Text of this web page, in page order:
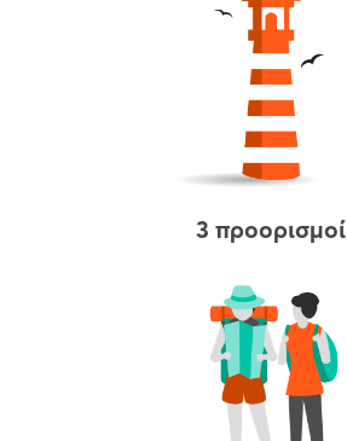
3 προορισμοί